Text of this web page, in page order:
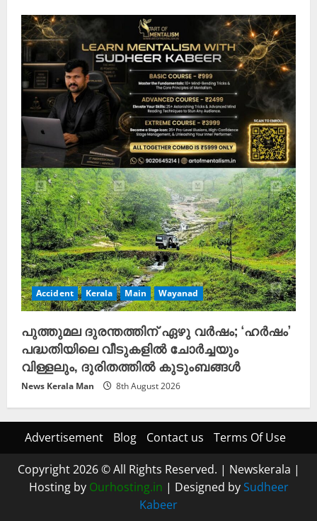
Accident Kerala Main Wayanad
പുത്തുമല ദുരന്തത്തിന് ഏഴു വർഷം; ‘ഹർഷം’
പദ്ധതിയിലെ വീടുകളിൽ ചോർച്ചയും
വിള്ളലും, ദുരിതത്തിൽ കുടുംബങ്ങൾ
News Kerala Man 8th August 2026
Advertisement Blog Contact us Terms Of Use
Copyright 2026 © All Rights Reserved. | Newskerala |
Hosting by Ourhosting.in | Designed by Sudheer
Kabeer